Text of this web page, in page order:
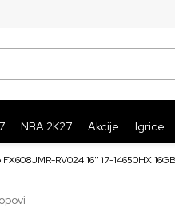
NBA 2K27 Akcije Igrice
RV024 16'' i7-14650HX